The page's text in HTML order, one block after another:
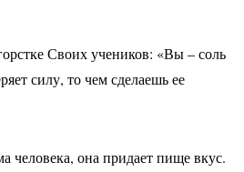
Своих учеников: «Вы – соль
силу, то чем сделаешь ее
человека, она придает пище вкус.